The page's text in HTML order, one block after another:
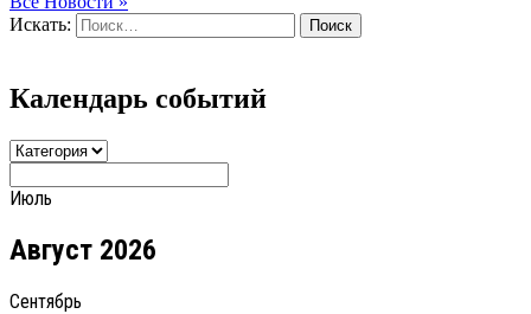
Искать:
Поиск
Календарь событий
Июль
Август 2026
Сентябрь